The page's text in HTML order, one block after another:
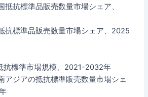
抵抗標準品販売数量市場シェア、
抗標準品販売数量市場シェア、2025
抗標準市場規模、2021-2032年
アジアの抵抗標準販売数量市場シェ